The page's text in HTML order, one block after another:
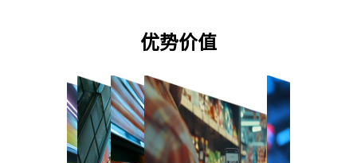
优势价值